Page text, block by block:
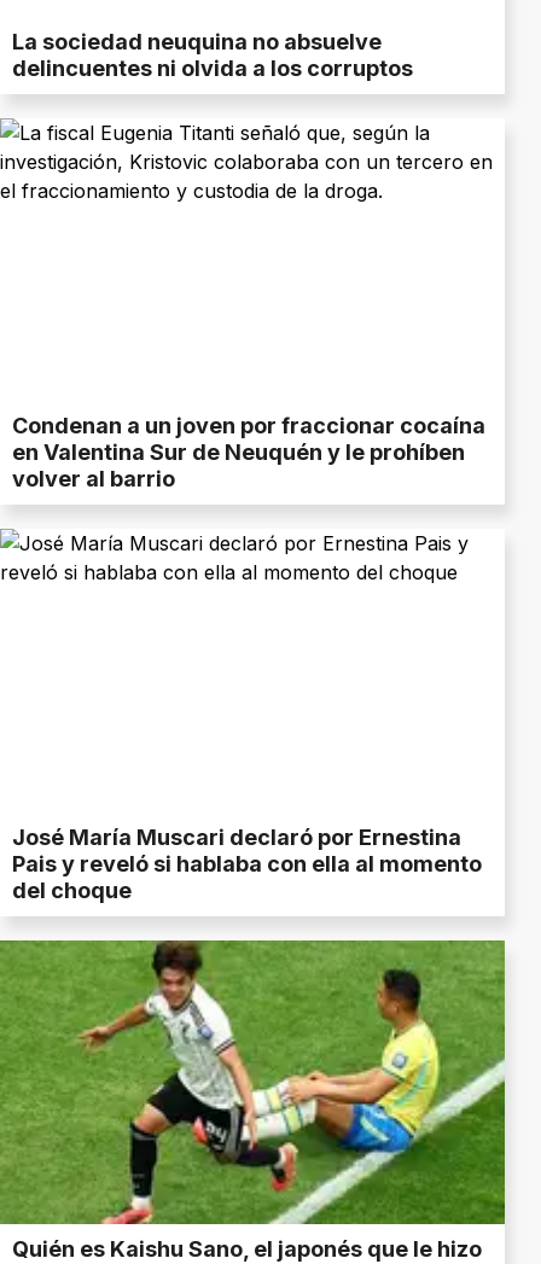
La sociedad neuquina no absuelve
delincuentes ni olvida a los corruptos
Condenan a un joven por fraccionar cocaína
en Valentina Sur de Neuquén y le prohíben
volver al barrio
José María Muscari declaró por Ernestina
Pais y reveló si hablaba con ella al momento
del choque
Quién es Kaishu Sano, el japonés que le hizo